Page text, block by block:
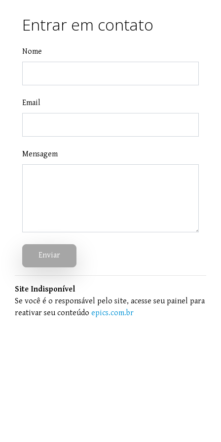
Entrar em contato
Nome
Email
Mensagem
Enviar
Site Indisponível
Se você é o responsável pelo site, acesse seu painel para
reativar seu conteúdo epics.com.br